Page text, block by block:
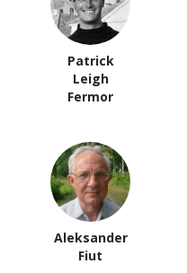
Patrick
Leigh
Fermor
Aleksander
Fiut